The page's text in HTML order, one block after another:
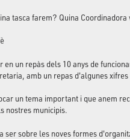
tasca farem? Quina Coordinadora
un repàs dels 10 anys de
amb un repas d'algunes
un tema important i que anem
nostres municipis.
sobre les noves formes